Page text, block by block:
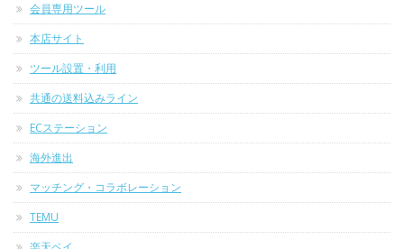
会員専用ツール
本店サイト
ツール設置・利用
共通の送料込みライン
ECステーション
海外進出
マッチング・コラボレーション
TEMU